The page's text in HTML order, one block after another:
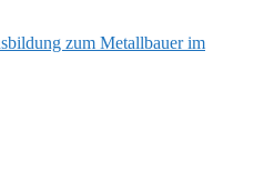
zum Metallbauer im